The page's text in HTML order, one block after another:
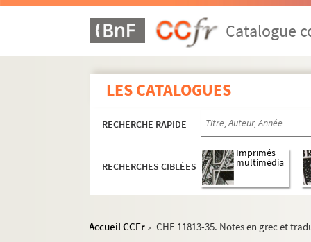
Catalogue
LES CATALOGUES
RECHERCHE RAPIDE
RECHERCHES CIBLÉES
Imprimés
multimédia
Accueil CCFr > CHE 11813-35. Notes en grec et